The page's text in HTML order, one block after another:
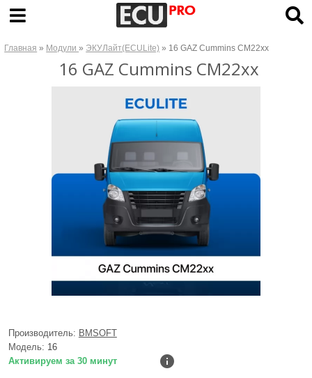
Главная » Модули» ЭКУЛайт(ECULite) » 16 GAZ Cummins CM22xx
16 GAZ Cummins CM22xx
Производитель: BMSOFT
Модель: 16
Активируем за 30 минут